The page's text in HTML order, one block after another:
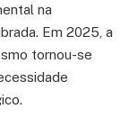
na
Em 2025, a
tornou-se